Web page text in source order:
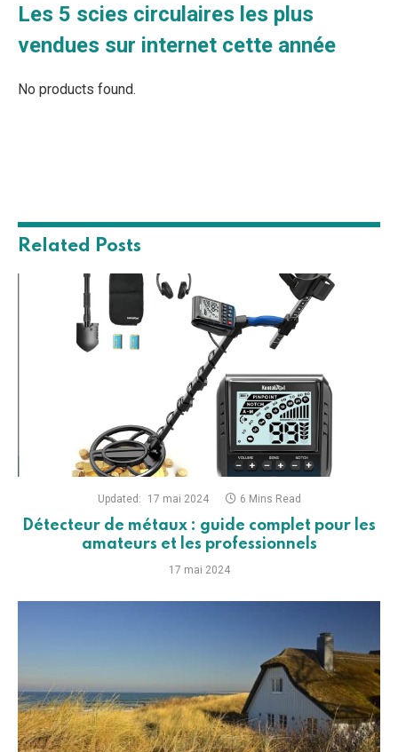
Les 5 scies circulaires les plus
vendues sur internet cette année
No products found.
Related Posts
Updated: 17 mai 2024 6 Mins Read
Détecteur de métaux : guide complet pour les
amateurs et les professionnels
17 mai 2024